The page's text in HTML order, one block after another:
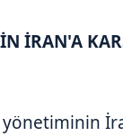
İRAN'A